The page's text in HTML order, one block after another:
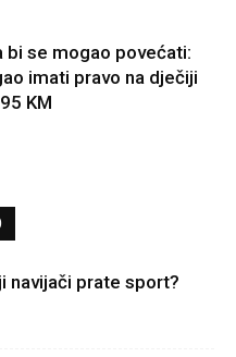
bi se mogao povećati:
imati pravo na dječiji
KM
navijači prate sport?